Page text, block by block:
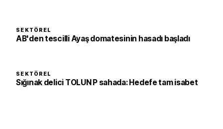
SEKTÖREL
AB'den tescilli Ayaş domatesinin hasadı başladı
SEKTÖREL
Sığınak delici TOLUN P sahada: Hedefe tam isabet